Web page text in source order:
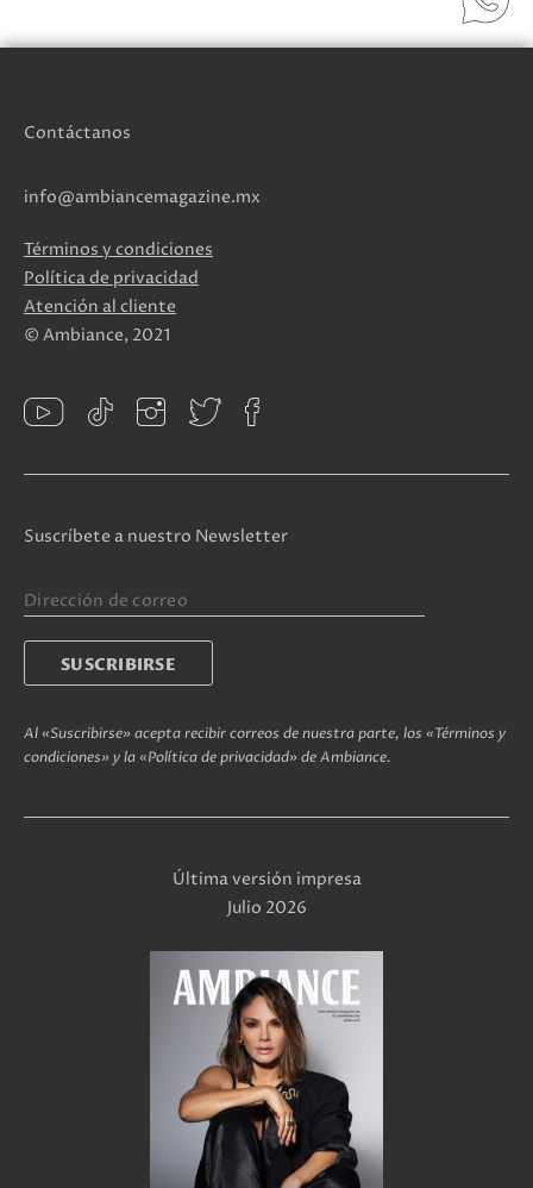
Contáctanos
info@ambiancemagazine.mx
Términos y condiciones
Política de privacidad
Atención al cliente
© Ambiance, 2021
Suscríbete a nuestro Newsletter
Al «Suscribirse» acepta recibir correos de nuestra parte, los «Términos y
condiciones» y la «Política de privacidad» de Ambiance.
Última versión impresa
Julio 2026